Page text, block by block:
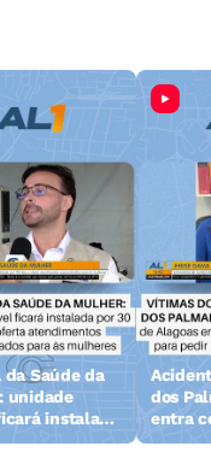
da Saúde da
unidade
instalada
em Maceió
dos
entra
para